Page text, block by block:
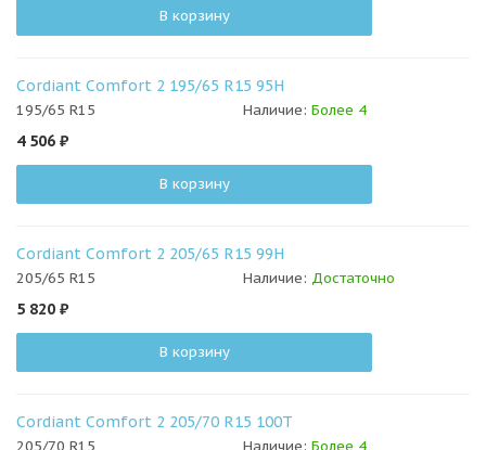
В корзину
Cordiant Comfort 2 195/65 R15 95H
195/65 R15 Наличие: Более 4
4 506 ₽
В корзину
Cordiant Comfort 2 205/65 R15 99H
205/65 R15 Наличие: Достаточно
5 820 ₽
В корзину
Cordiant Comfort 2 205/70 R15 100T